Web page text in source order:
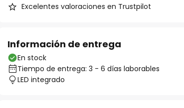
Excelentes valoraciones en Trustpilot
Información de entrega
En stock
Tiempo de entrega: 3 - 6 días laborables
LED integrado